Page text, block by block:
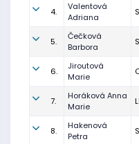
4.
Valentová
Adriana
5.
Čečková
Barbora
6.
Jiroutová
Marie
7.
Horáková Anna
Marie
8.
Hakenová
Petra